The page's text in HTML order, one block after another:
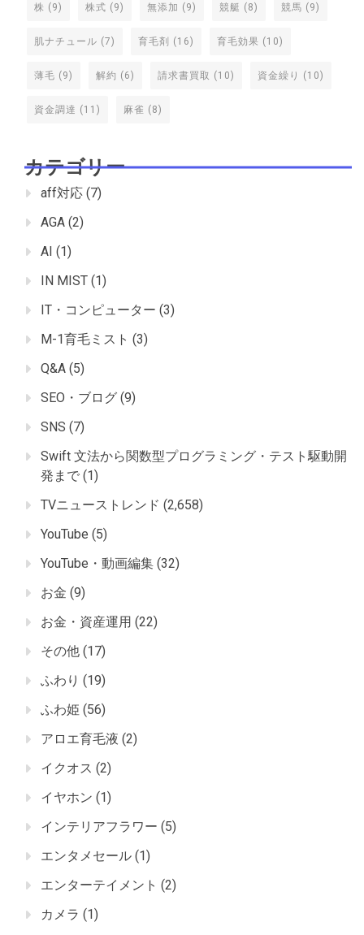
株 (9) 株式 (9) 無添加 (9) 競艇 (8) 競馬 (9)
肌ナチュール (7) 育毛剤 (16) 育毛効果 (10)
薄毛 (9) 解約 (6) 請求書買取 (10) 資金繰り (10)
資金調達 (11) 麻雀 (8)
カテゴリー
aff対応 (7)
AGA (2)
AI (1)
IN MIST (1)
IT・コンピューター (3)
M-1育毛ミスト (3)
Q&A (5)
SEO・ブログ (9)
SNS (7)
Swift 文法から関数型プログラミング・テスト駆動開
発まで (1)
TVニューストレンド (2,658)
YouTube (5)
YouTube・動画編集 (32)
お金 (9)
お金・資産運用 (22)
その他 (17)
ふわり (19)
ふわ姫 (56)
アロエ育毛液 (2)
イクオス (2)
イヤホン (1)
インテリアフラワー (5)
エンタメセール (1)
エンターテイメント (2)
カメラ (1)